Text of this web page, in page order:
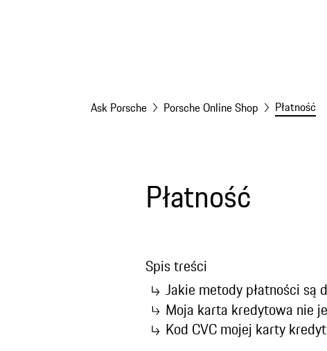
Ask Porsche Porsche Online Shop Płatność
Płatność
Spis treści
Jakie metody płatności są
Moja karta kredytowa nie
Kod CVC mojej karty